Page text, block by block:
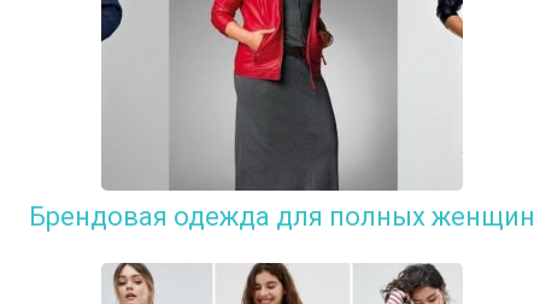
Брендовая одежда для полных женщин